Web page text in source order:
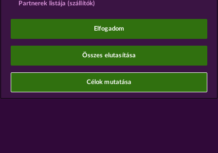
Visszavonási kérelem benyújtása
A közösségi kaszinójátékok kizárólag szórakoztatási
célt szolgálnak, és azok egyáltalán nem
befolyásolják, hogy a játékos a jövőben valódi
pénzzel mennyire lesz sikeres a szerencsejáték
terén.
Partnerek listája (szállítók)
Elfogadom
Összes elutasítása
Célok mutatása